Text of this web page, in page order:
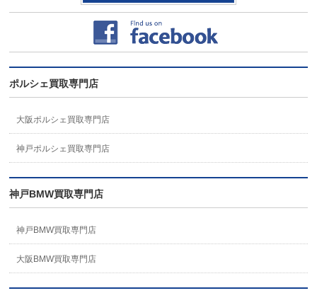
ポルシェ買取専門店
大阪ポルシェ買取専門店
神戸ポルシェ買取専門店
神戸BMW買取専門店
神戸BMW買取専門店
大阪BMW買取専門店